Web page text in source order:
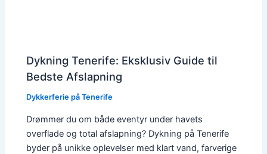
Dykning Tenerife: Eksklusiv Guide til
Bedste Afslapning
Dykkerferie på Tenerife
Drømmer du om både eventyr under havets
overflade og total afslapning? Dykning på Tenerife
byder på unikke oplevelser med klart vand, farverige